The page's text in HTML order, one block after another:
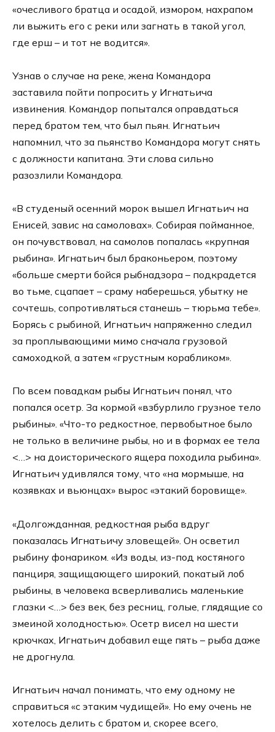
«очесливого братца и осадой, измором, нахрапом
ли выжить его с реки или загнать в такой угол,
где ерш – и тот не водится».
Узнав о случае на реке, жена Командора
заставила пойти попросить у Игнатьича
извинения. Командор попытался оправдаться
перед братом тем, что был пьян. Игнатьич
напомнил, что за пьянство Командора могут снять
с должности капитана. Эти слова сильно
разозлили Командора.
«В студеный осенний морок вышел Игнатьич на
Енисей, завис на самоловах». Собирая пойманное,
он почувствовал, на самолов попалась «крупная
рыбина». Игнатьич был браконьером, поэтому
«больше смерти бойся рыбнадзора – подкрадется
во тьме, сцапает – сраму наберешься, убытку не
сочтешь, сопротивляться станешь – тюрьма тебе».
Борясь с рыбиной, Игнатьич напряженно следил
за проплывающими мимо сначала грузовой
самоходкой, а затем «грустным корабликом».
По всем повадкам рыбы Игнатьич понял, что
попался осетр. За кормой «взбурлило грузное тело
рыбины». «Что-то редкостное, первобытное было
не только в величине рыбы, но и в формах ее тела
<…> на доисторического ящера походила рыбина».
Игнатьич удивлялся тому, что «на мормыше, на
козявках и вьюнцах» вырос «этакий боровище».
«Долгожданная, редкостная рыба вдруг
показалась Игнатьичу зловещей». Он осветил
рыбину фонариком. «Из воды, из-под костяного
панциря, защищающего широкий, покатый лоб
рыбины, в человека всверливались маленькие
глазки <…> без век, без ресниц, голые, глядящие со
змеиной холодностью». Осетр висел на шести
крючках, Игнатьич добавил еще пять – рыба даже
не дрогнула.
Игнатьич начал понимать, что ему одному не
справиться «с этаким чудищей». Но ему очень не
хотелось делить с братом и, скорее всего,